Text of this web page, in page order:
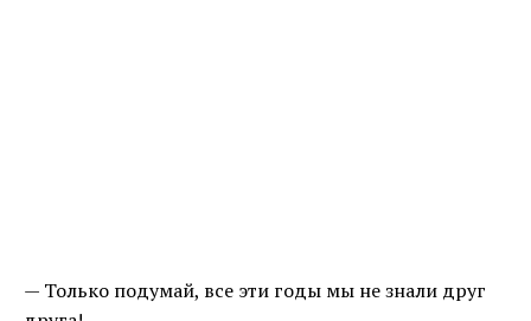
— Только подумай, все эти годы мы не знали друг